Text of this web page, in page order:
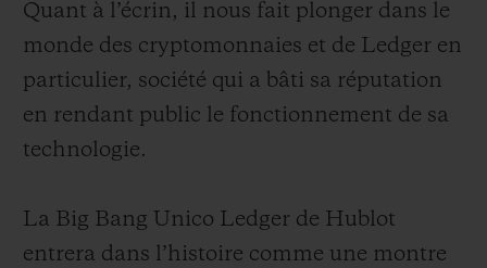
Quant à l’écrin, il nous fait plonger dans le
monde des cryptomonnaies et de Ledger en
particulier, société qui a bâti sa réputation
en rendant public le fonctionnement de sa
technologie.
La Big Bang Unico Ledger de Hublot
entrera dans l’histoire comme une montre